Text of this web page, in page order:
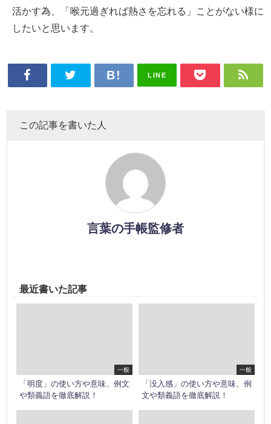
活かす為、「喉元過ぎれば熱さを忘れる」ことがない様に
したいと思います。
LINE
この記事を書いた人
言葉の手帳監修者
最近書いた記事
一般
「明度」の使い方や意味、例文
や類義語を徹底解説！
一般
「没入感」の使い方や意味、例
文や類義語を徹底解説！